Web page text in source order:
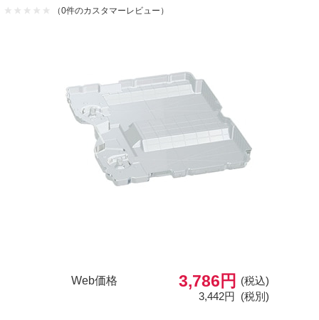
（0件のカスタマーレビュー）
Web価格 3,786円
(税込)
3,442円 (税別)